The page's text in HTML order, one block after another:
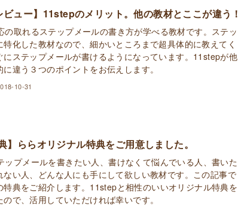
ビュー】11stepのメリット。他の教材とここが違う！
の取れるステップメールの書き方が学べる教材です。ステッ
特化した教材なので、細かいところまで超具体的に教えてく
にステップメールが書けるようになっています。11stepが他
違う３つのポイントをお伝えします。
10-31
】ららオリジナル特典をご用意しました。
ップメールを書きたい人、書けなくて悩んでいる人、書いた
ない人、どんな人にも手にして欲しい教材です。この記事で
特典をご紹介します。11stepと相性のいいオリジナル特典を
で、活用していただければ幸いです。